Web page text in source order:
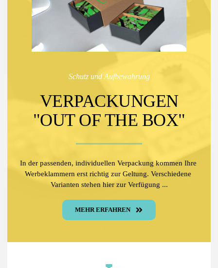
Schutz und Aufbewahrung
VERPACKUNGEN
"OUT OF THE BOX"
In der passenden, individuellen Verpackung kommen Ihre
Werbeklammern erst richtig zur Geltung. Verschiedene
Varianten stehen hier zur Verfügung ...
MEHR ERFAHREN